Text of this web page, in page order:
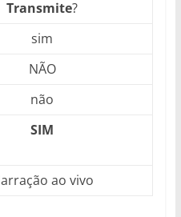
Transmite?
sim
NÃO
não
SIM
ao vivo